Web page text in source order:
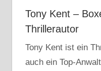
Tony Kent –
Thrillerautor
Tony Kent ist ein
auch ein Top-